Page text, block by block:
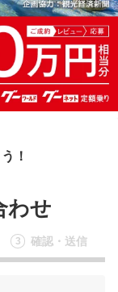
！
わせ
3 確認・送信